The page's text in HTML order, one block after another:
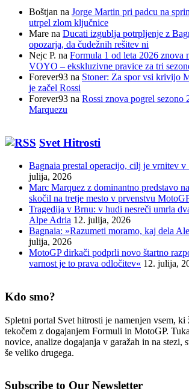
Boštjan na Jorge Martin pri padcu na
utrpel zlom ključnice
Mare na Ducati izgublja potrpljenje z
opozarja, da čudežnih rešitev ni
Nejc P. na Formula 1 od leta 2026 znova
VOYO – ekskluzivne pravice za tri
Forever93 na Stoner: Za spor vsi krivijo
je začel Rossi
Forever93 na Rossi znova pogrel sezono
Marquezu
Svet Hitrosti
Bagnaia prestal operacijo, cilj je vrnitev v
julija, 2026
Marc Marquez z dominantno predstavo
skočil na tretje mesto v prvenstvu
Tragedija v Brnu: v hudi nesreči umrla
Alpe Adria 12. julija, 2026
Bagnaia: »Razumeti moramo, kaj dela
julija, 2026
MotoGP dirkači podprli novo štartno
varnost je to prava odločitev« 12. julija,
Kdo smo?
Spletni portal Svet hitrosti je namenjen vsem, ki
tekočem z dogajanjem Formuli in MotoGP.
novice, analize dogajanja v garažah in na stezi,
še veliko drugega.
Subscribe to Our Newsletter